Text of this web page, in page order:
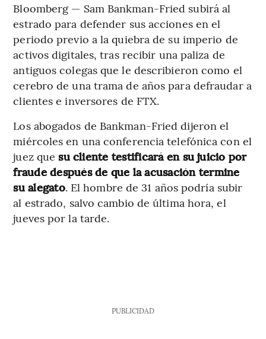
Bloomberg — Sam Bankman-Fried subirá al
estrado para defender sus acciones en el
periodo previo a la quiebra de su imperio de
activos digitales, tras recibir una paliza de
antiguos colegas que le describieron como el
cerebro de una trama de años para defraudar a
clientes e inversores de FTX.
Los abogados de Bankman-Fried dijeron el
miércoles en una conferencia telefónica con el
juez quesu cliente testificará en su juicio por
fraude después de que la acusación termine
su alegato. El hombre de 31 años podría subir
al estrado, salvo cambio de última hora, el
jueves por la tarde.
PUBLICIDAD